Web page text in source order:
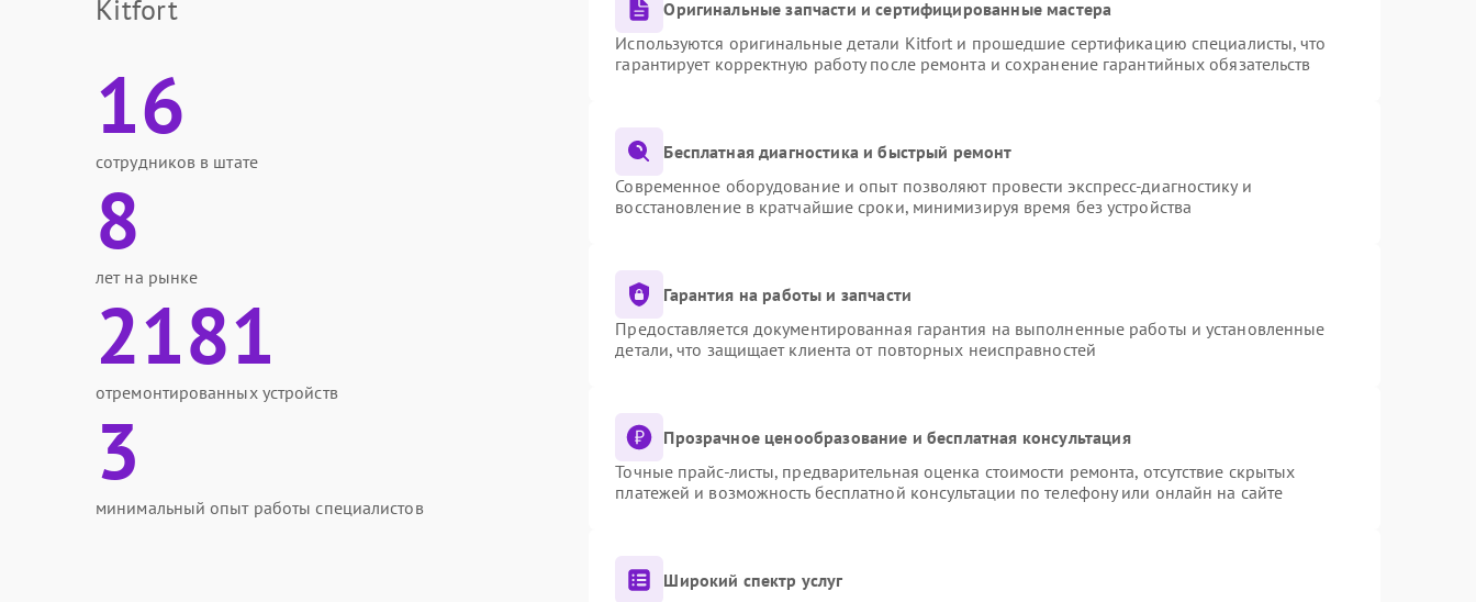
Kitfort
16
сотрудников в штате
8
лет на рынке
2181
отремонтированных устройств
3
минимальный опыт работы специалистов
Оригинальные запчасти и сертифицированные мастера
Используются оригинальные детали Kitfort и прошедшие сертификацию специалисты, что
гарантирует корректную работу после ремонта и сохранение гарантийных обязательств
Бесплатная диагностика и быстрый ремонт
Современное оборудование и опыт позволяют провести экспресс-диагностику и
восстановление в кратчайшие сроки, минимизируя время без устройства
Гарантия на работы и запчасти
Предоставляется документированная гарантия на выполненные работы и установленные
детали, что защищает клиента от повторных неисправностей
Прозрачное ценообразование и бесплатная консультация
Точные прайс-листы, предварительная оценка стоимости ремонта, отсутствие скрытых
платежей и возможность бесплатной консультации по телефону или онлайн на сайте
Широкий спектр услуг